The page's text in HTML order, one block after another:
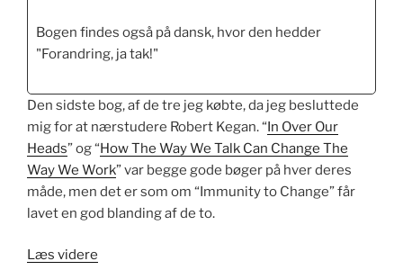
Bogen findes også på dansk, hvor den hedder
"Forandring, ja tak!"
Den sidste bog, af de tre jeg købte, da jeg besluttede
mig for at nærstudere Robert Kegan. “In Over Our
Heads” og “How The Way We Talk Can Change The
Way We Work” var begge gode bøger på hver deres
måde, men det er som om “Immunity to Change” får
lavet en god blanding af de to.
Læs videre